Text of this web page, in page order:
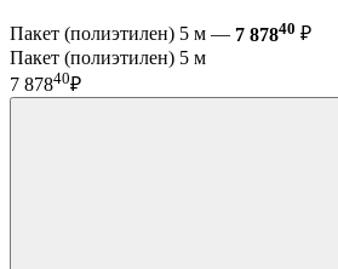
Пакет (полиэтилен) 5 м — 7 87840 ₽
Пакет (полиэтилен) 5 м
7 87840₽